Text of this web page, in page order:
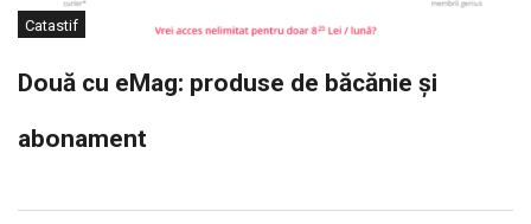
Catastif
Două cu eMag: produse de băcănie și
abonament